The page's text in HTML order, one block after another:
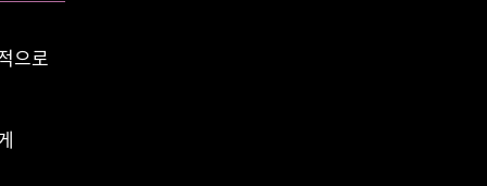
으로